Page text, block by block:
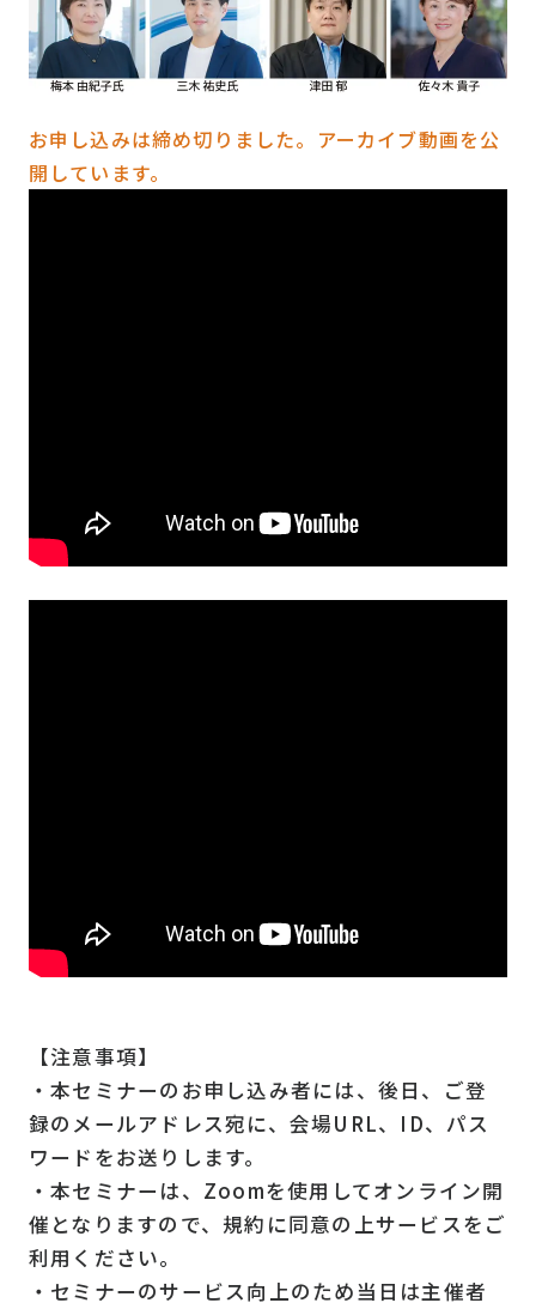
お申し込みは締め切りました。アーカイブ動画を公
開しています。
【注意事項】
・本セミナーのお申し込み者には、後日、ご登
録のメールアドレス宛に、会場URL、ID、パス
ワードをお送りします。
・本セミナーは、Zoomを使用してオンライン開
催となりますので、規約に同意の上サービスをご
利用ください。
・セミナーのサービス向上のため当日は主催者